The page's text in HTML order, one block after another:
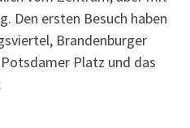
Den ersten Besuch haben
Brandenburger
Platz und das